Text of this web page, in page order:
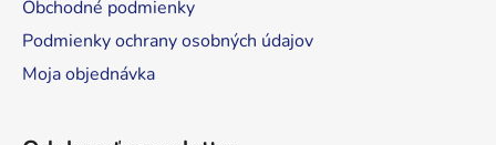
Obchodné podmienky
Podmienky ochrany osobných údajov
Moja objednávka